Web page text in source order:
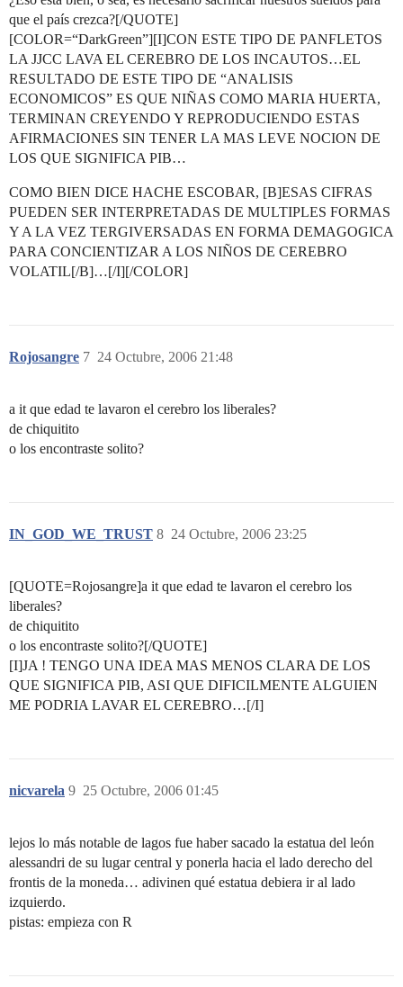
que el país crezca?[/QUOTE]
[COLOR=“DarkGreen”][I]CON ESTE TIPO DE PANFLETOS
LA JJCC LAVA EL CEREBRO DE LOS INCAUTOS…EL
RESULTADO DE ESTE TIPO DE “ANALISIS
ECONOMICOS” ES QUE NIÑAS COMO MARIA HUERTA,
TERMINAN CREYENDO Y REPRODUCIENDO ESTAS
AFIRMACIONES SIN TENER LA MAS LEVE NOCION DE
LOS QUE SIGNIFICA PIB…
COMO BIEN DICE HACHE ESCOBAR, [B]ESAS CIFRAS
PUEDEN SER INTERPRETADAS DE MULTIPLES FORMAS
Y A LA VEZ TERGIVERSADAS EN FORMA DEMAGOGICA
PARA CONCIENTIZAR A LOS NIÑOS DE CEREBRO
VOLATIL[/B]…[/I][/COLOR]
Rojosangre 24 Octubre, 2006 21:48
7
a it que edad te lavaron el cerebro los liberales?
de chiquitito
o los encontraste solito?
IN_GOD_WE_TRUST 24 Octubre, 2006 23:25
8
[QUOTE=Rojosangre]a it que edad te lavaron el cerebro los
liberales?
de chiquitito
o los encontraste solito?[/QUOTE]
[I]JA ! TENGO UNA IDEA MAS MENOS CLARA DE LOS
QUE SIGNIFICA PIB, ASI QUE DIFICILMENTE ALGUIEN
ME PODRIA LAVAR EL CEREBRO…[/I]
nicvarela 25 Octubre, 2006 01:45
9
lejos lo más notable de lagos fue haber sacado la estatua del león
alessandri de su lugar central y ponerla hacia el lado derecho del
frontis de la moneda… adivinen qué estatua debiera ir al lado
izquierdo.
pistas: empieza con R